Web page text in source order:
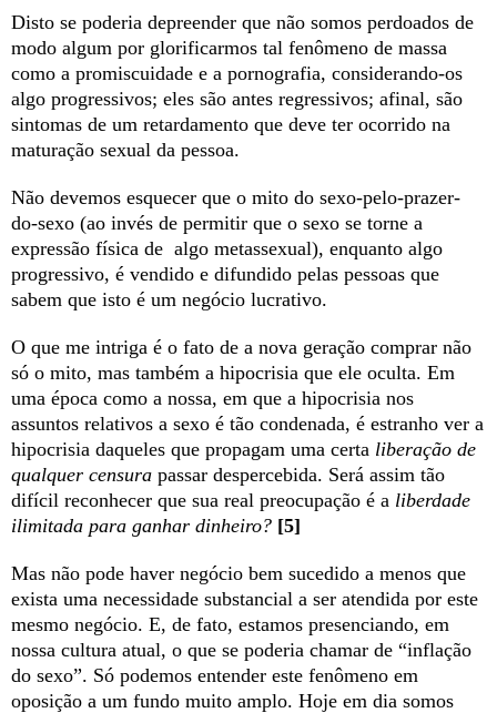
Disto se poderia depreender que não somos perdoados de
modo algum por glorificarmos tal fenômeno de massa
como a promiscuidade e a pornografia, considerando-os
algo progressivos; eles são antes regressivos; afinal, são
sintomas de um retardamento que deve ter ocorrido na
maturação sexual da pessoa.
Não devemos esquecer que o mito do sexo-pelo-prazer-
do-sexo (ao invés de permitir que o sexo se torne a
expressão física de algo metassexual), enquanto algo
progressivo, é vendido e difundido pelas pessoas que
sabem que isto é um negócio lucrativo.
O que me intriga é o fato de a nova geração comprar não
só o mito, mas também a hipocrisia que ele oculta. Em
uma época como a nossa, em que a hipocrisia nos
assuntos relativos a sexo é tão condenada, é estranho ver a
hipocrisia daqueles que propagam uma certa liberação de
qualquer censura passar despercebida. Será assim tão
difícil reconhecer que sua real preocupação é a liberdade
ilimitada para ganhar dinheiro? [5]
Mas não pode haver negócio bem sucedido a menos que
exista uma necessidade substancial a ser atendida por este
mesmo negócio. E, de fato, estamos presenciando, em
nossa cultura atual, o que se poderia chamar de “inflação
do sexo”. Só podemos entender este fenômeno em
oposição a um fundo muito amplo. Hoje em dia somos